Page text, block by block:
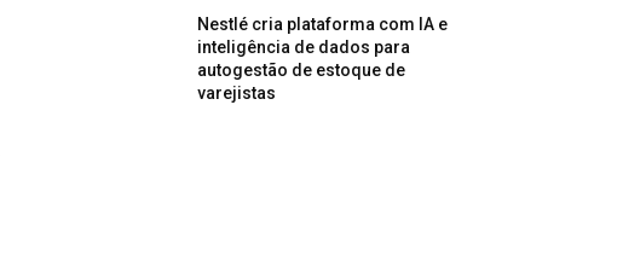
Nestlé cria plataforma com IA e
inteligência de dados para
autogestão de estoque de
varejistas